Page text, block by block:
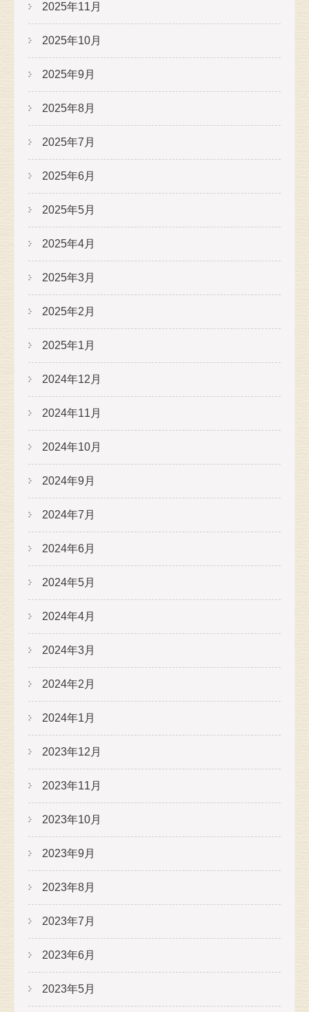
2025年11月
2025年10月
2025年9月
2025年8月
2025年7月
2025年6月
2025年5月
2025年4月
2025年3月
2025年2月
2025年1月
2024年12月
2024年11月
2024年10月
2024年9月
2024年7月
2024年6月
2024年5月
2024年4月
2024年3月
2024年2月
2024年1月
2023年12月
2023年11月
2023年10月
2023年9月
2023年8月
2023年7月
2023年6月
2023年5月